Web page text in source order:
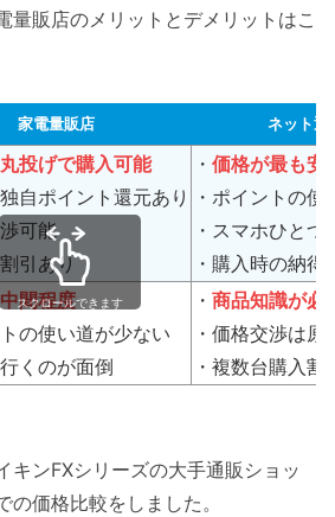
量販店のメリットとデメリットはこ
家電量販店 ネット通
丸投げで購入可能
自ポイント還元あり
可能
引あり
・ 価格が最も安
・ポイントの使
・スマホひとつ
・購入時の納得
間程度
トの使い道が少ない
くのが面倒
・ 商品知識が必
・価格交渉は原
・複数台購入割
スクロールできます
キンFXシリーズの大手通販ショッ
価格比較をしました。